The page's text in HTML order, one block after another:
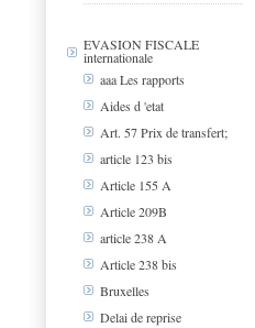
EVASION FISCALE
internationale
aaa Les rapports
Aides d 'etat
Art. 57 Prix de transfert;
article 123 bis
Article 155 A
Article 209B
article 238 A
Article 238 bis
Bruxelles
Delai de reprise